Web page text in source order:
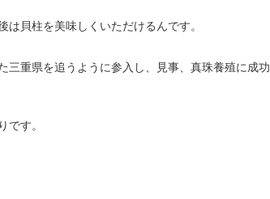
貝柱を美味しくいただけるんです。
三重県を追うように参入し、見事、真珠養殖に成功
です。